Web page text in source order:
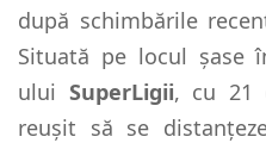
după schimbările
Situată pe locul șase
ului SuperLigii, cu 21
reușit să se